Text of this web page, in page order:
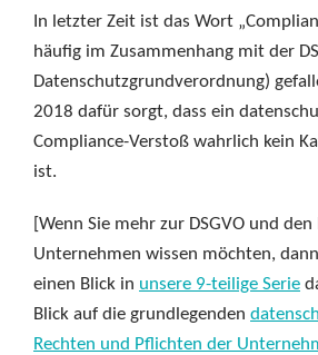
In letzter Zeit ist das Wort
häufig im Zusammenhang mit der
Datenschutzgrundverordnung)
2018 dafür sorgt, dass ein
Compliance-Verstoß wahrlich kein
ist.
[Wenn Sie mehr zur DSGVO und
Unternehmen wissen möchten,
einen Blick in unsere 9-teilige Serie
Blick auf die grundlegenden
Rechten und Pflichten der